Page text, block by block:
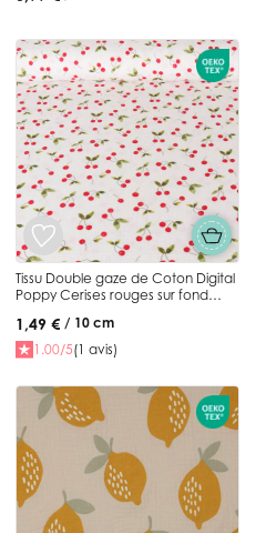
Tissu Double gaze de Coton Digital
Poppy Cerises rouges sur fond
1,49 € / 10 cm
1.00/5(1 avis)